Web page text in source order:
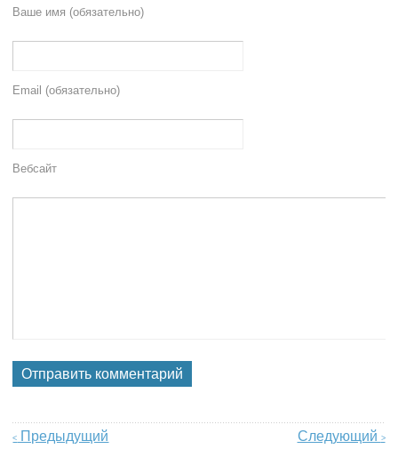
Ваше имя (обязательно)
Email (обязательно)
Вебсайт
< Предыдущий Следующий >